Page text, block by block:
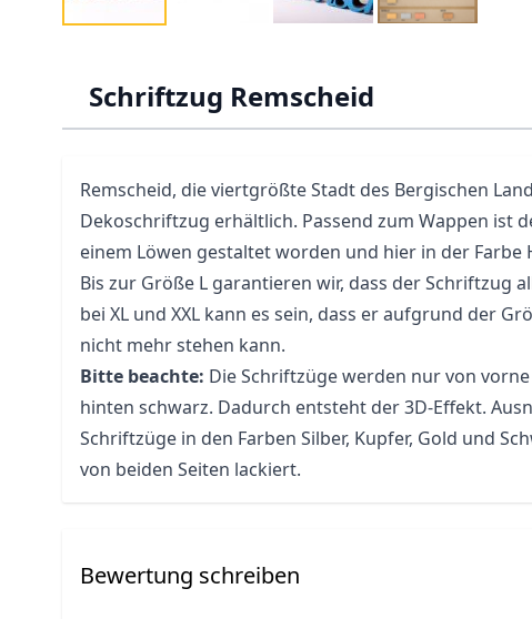
Schriftzug Remscheid
Remscheid, die viertgrößte Stadt des Bergischen
Dekoschriftzug erhältlich. Passend zum Wappen ist
einem Löwen gestaltet worden und hier in der Farbe
Bis zur Größe L garantieren wir, dass der Schriftzug
bei XL und XXL kann es sein, dass er aufgrund der
nicht mehr stehen kann.
Bitte beachte: Die Schriftzüge werden nur von
hinten schwarz. Dadurch entsteht der 3D-Effekt.
Schriftzüge in den Farben Silber, Kupfer, Gold und
von beiden Seiten lackiert.
Bewertung schreiben